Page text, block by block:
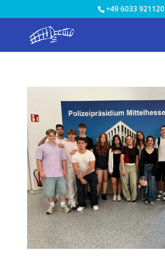
+49 6033 921120